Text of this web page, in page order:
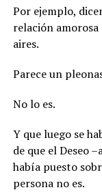
Por ejemplo,
relación
aires.
Parece un
No lo es.
Y que luego se
de que el Deseo
había puesto
persona no es.